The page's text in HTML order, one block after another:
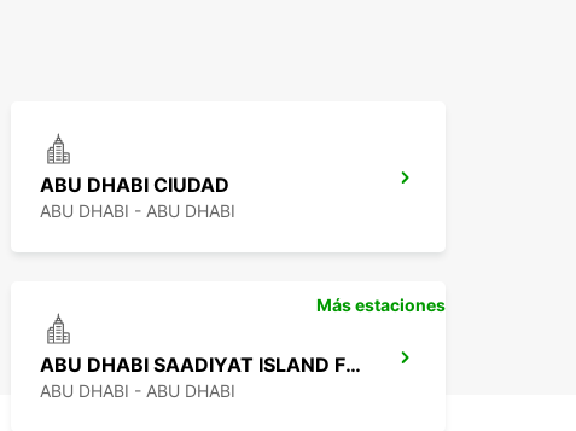
ABU DHABI CIUDAD
ABU DHABI - ABU DHABI
ABU DHABI SAADIYAT ISLAND FREE DEL
ABU DHABI - ABU DHABI
Más estaciones